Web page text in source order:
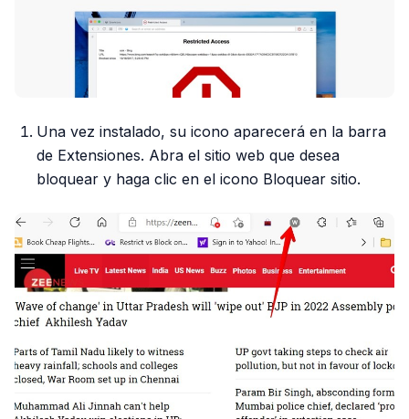
Una vez instalado, su icono aparecerá en la barra
de Extensiones. Abra el sitio web que desea
bloquear y haga clic en el icono Bloquear sitio.